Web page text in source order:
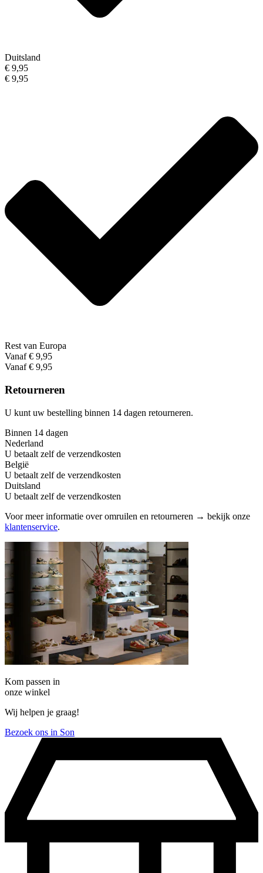
Duitsland
€ 9,95
€ 9,95
Rest van Europa
Vanaf € 9,95
Vanaf € 9,95
Retourneren
U kunt uw bestelling binnen 14 dagen retourneren.
Binnen 14 dagen
Nederland
U betaalt zelf de verzendkosten
België
U betaalt zelf de verzendkosten
Duitsland
U betaalt zelf de verzendkosten
Voor meer informatie over omruilen en retourneren → bekijk onze
klantenservice.
Kom passen in
onze winkel
Wij helpen je graag!
Bezoek ons in Son